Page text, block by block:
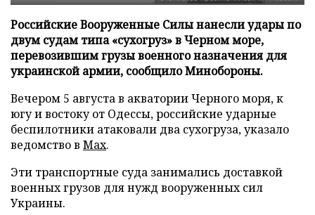
Российские Вооруженные Силы нанесли удары по
двум судам типа «сухогруз» в Черном море,
перевозившим грузы военного назначения для
украинской армии, сообщило Минобороны.
Вечером 5 августа в акватории Черного моря, к
югу и востоку от Одессы, российские ударные
беспилотники атаковали два сухогруза, указало
ведомство в Max.
Эти транспортные суда занимались доставкой
военных грузов для нужд вооруженных сил
Украины.